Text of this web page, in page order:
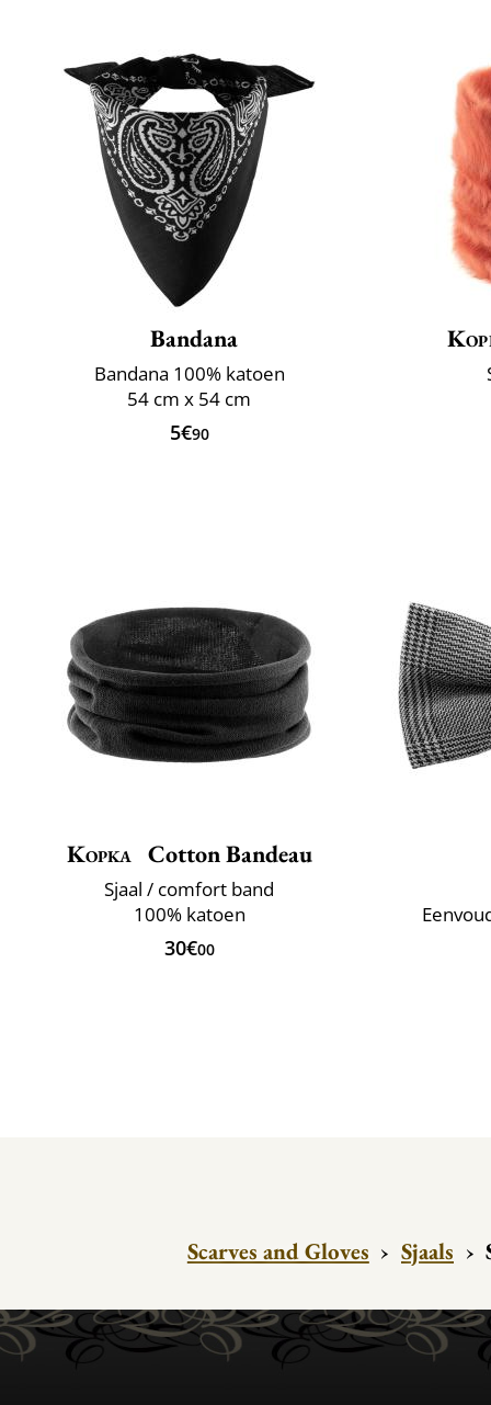
Bandana
Bandana 100% katoen
54 cm x 54 cm
5€90
Kopka Cotton Bandeau
Sjaal / comfort band
100% katoen
30€00
Scarves and Gloves › Sjaals ›